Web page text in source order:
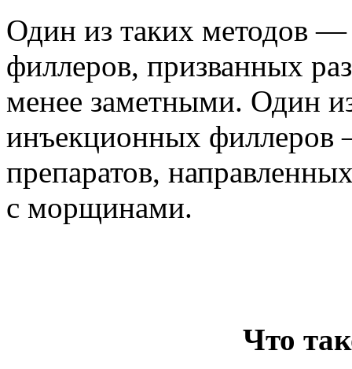
Один из таких методов
филлеров, призванных
менее заметными. Один
инъекционных филлеров
препаратов,
с морщинами.
Что